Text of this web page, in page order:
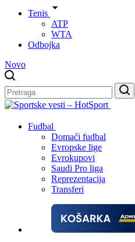
Tenis
ATP
WTA
Odbojka
Novo
Fudbal
Domaći fudbal
Evropske lige
Evrokupovi
Saudi Pro liga
Reprezentacija
Transferi